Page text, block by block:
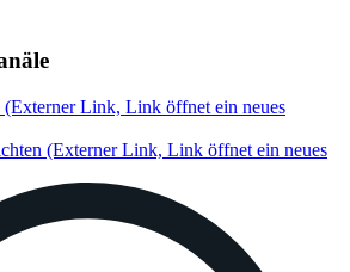
(Externer Link, Link öffnet ein neues
(Externer Link, Link öffnet ein neues